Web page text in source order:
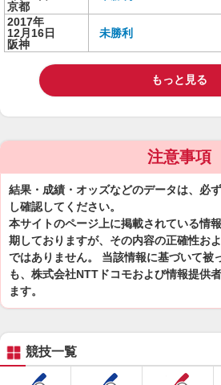
京都
2017年
12月16日
阪神
未勝利
もっと見る
注意事項
結果・成績・オッズなどのデータは、必
し確認してください。
本サイトのページ上に掲載されている情
期しておりますが、その内容の正確性お
ではありません。 当該情報に基づいて被
も、株式会社NTTドコモおよび情報提供
ます。
競技一覧